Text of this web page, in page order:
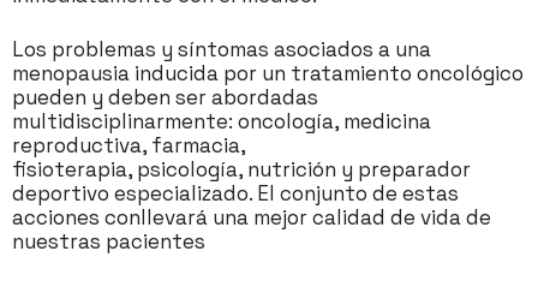
Los problemas y síntomas asociados a una
menopausia inducida por un tratamiento oncológico
pueden y deben ser abordadas
multidisciplinarmente: oncología, medicina
reproductiva, farmacia,
fisioterapia, psicología, nutrición y preparador
deportivo especializado. El conjunto de estas
acciones conllevará una mejor calidad de vida de
nuestras pacientes